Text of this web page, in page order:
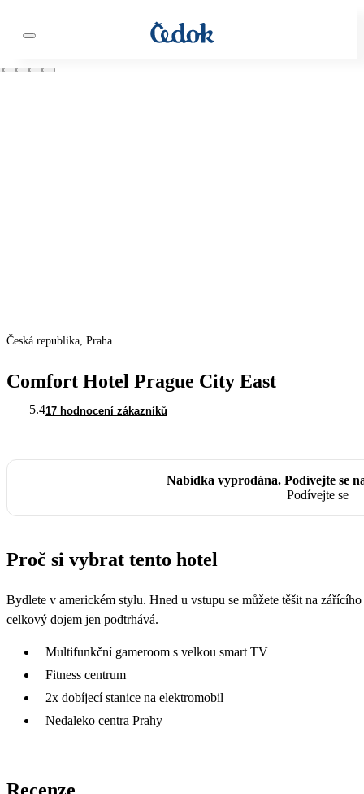
Česká republika, Praha
Comfort Hotel Prague City East
5.417 hodnocení zákazníků
Nabídka vyprodána. Podívejte se
Podívejte se
Proč si vybrat tento hotel
Bydlete v americkém stylu. Hned u vstupu se můžete těšit na
celkový dojem jen podtrhává.
Multifunkční gameroom s velkou smart TV
Fitness centrum
2x dobíjecí stanice na elektromobil
Nedaleko centra Prahy
Recenze